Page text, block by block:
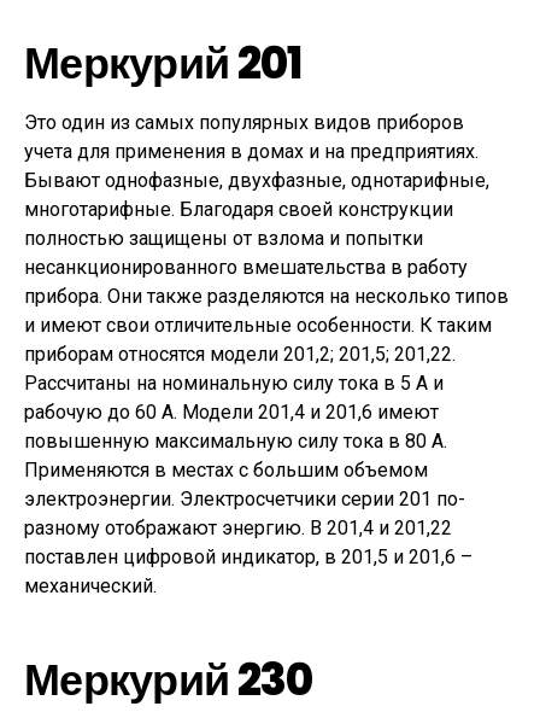
Меркурий 201
Это один из самых популярных видов приборов
учета для применения в домах и на предприятиях.
Бывают однофазные, двухфазные, однотарифные,
многотарифные. Благодаря своей конструкции
полностью защищены от взлома и попытки
несанкционированного вмешательства в работу
прибора. Они также разделяются на несколько типов
и имеют свои отличительные особенности. К таким
приборам относятся модели 201,2; 201,5; 201,22.
Рассчитаны на номинальную силу тока в 5 А и
рабочую до 60 А. Модели 201,4 и 201,6 имеют
повышенную максимальную силу тока в 80 А.
Применяются в местах с большим объемом
электроэнергии. Электросчетчики серии 201 по-
разному отображают энергию. В 201,4 и 201,22
поставлен цифровой индикатор, в 201,5 и 201,6 –
механический.
Меркурий 230